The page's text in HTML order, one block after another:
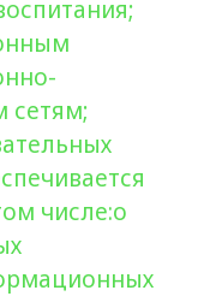
сетям;
числе:о